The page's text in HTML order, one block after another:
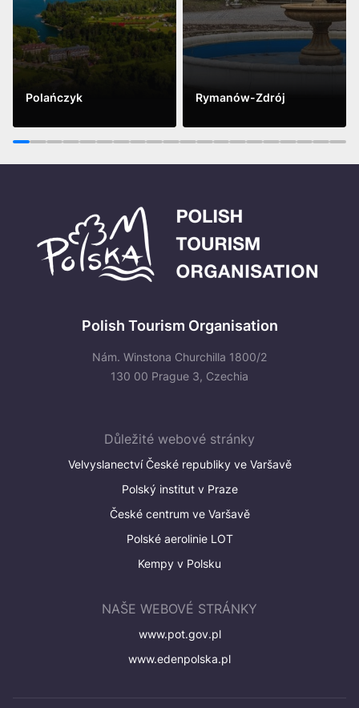
Polańczyk
Vidět víc
Rymanów-Zdrój
Vidět víc
1 2 3 4 5 6 7 8 9 10 11 1213141516 17 181920
Polish Tourism Organisation
Nám. Winstona Churchilla 1800/2
130 00 Prague 3, Czechia
Důležité webové stránky
Velvyslanectví České republiky ve Varšavě
Polský institut v Praze
České centrum ve Varšavě
Polské aerolinie LOT
Kempy v Polsku
NAŠE WEBOVÉ STRÁNKY
www.pot.gov.pl
www.edenpolska.pl